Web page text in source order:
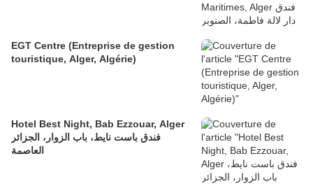
EGT Centre (Entreprise de gestion
touristique, Alger, Algérie)
Hotel Best Night, Bab Ezzouar, Alger
فندق باست نايط، باب الزوار، الجزائر
العاصمة